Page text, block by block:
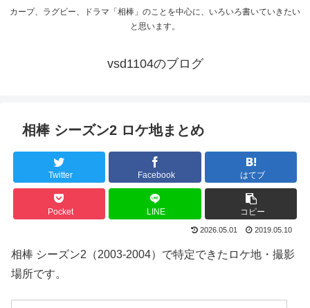
カープ、ラグビー、ドラマ「相棒」のことを中心に、いろいろ書いていきたい
と思います。
vsd1104のブログ
相棒 シーズン2 ロケ地まとめ
Twitter Facebook はてブ
Pocket LINE コピー
2026.05.01 2019.05.10
相棒 シーズン2（2003-2004）で特定できたロケ地・撮影
場所です。